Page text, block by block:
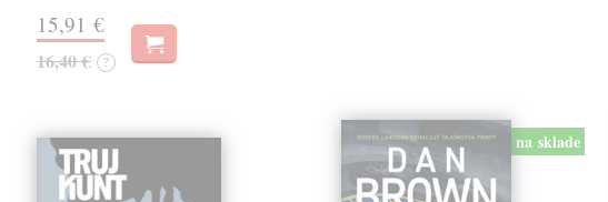
15,91 €
16,40 € ?
na sklade